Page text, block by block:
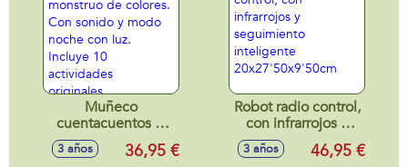
Muñeco
cuentacuentos El
monstruo de
colores. Con sonido
3 años 36,95 €
Robot radio control,
con infrarrojos y
seguimiento
inteligente
3 años 46,95 €